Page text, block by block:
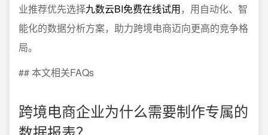
业推荐优先选择九数云BI免费在线试用，用自动化、智
能化的数据分析方案，助力跨境电商迈向更高的竞争格
局。
## 本文相关FAQs
跨境电商企业为什么需要制作专属的